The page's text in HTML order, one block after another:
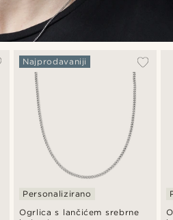
Ogrlica s lančićem srebrne
Najprodavaniji
Personalizirano